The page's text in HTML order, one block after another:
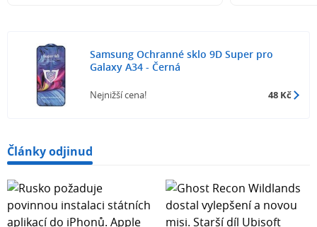
Samsung Ochranné sklo 9D Super pro
Galaxy A34 - Černá
Nejnižší cena! 48 Kč
Články odjinud